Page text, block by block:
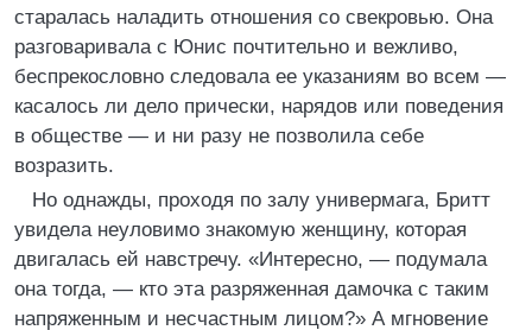
старалась наладить отношения со свекровью. Она
разговаривала с Юнис почтительно и вежливо,
беспрекословно следовала ее указаниям во всем —
касалось ли дело прически, нарядов или поведения
в обществе — и ни разу не позволила себе
возразить.
Но однажды, проходя по залу универмага, Бритт
увидела неуловимо знакомую женщину, которая
двигалась ей навстречу. «Интересно, — подумала
она тогда, — кто эта разряженная дамочка с таким
напряженным и несчастным лицом?» А мгновение